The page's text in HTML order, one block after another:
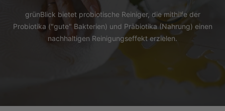
grünBlick bietet probiotische Reiniger, die mithilfe der
Probiotika ("gute" Bakterien) und Präbiotika (Nahrung) einen
nachhaltigen Reinigungseffekt erzielen.